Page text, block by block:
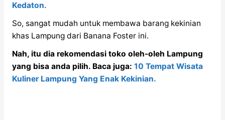
Kedaton.
So, sangat mudah untuk membawa barang kekinian
khas Lampung dari Banana Foster ini.
Nah, itu dia rekomendasi toko oleh-oleh Lampung
yang bisa anda pilih. Baca juga: 10 Tempat Wisata
Kuliner Lampung Yang Enak Kekinian.